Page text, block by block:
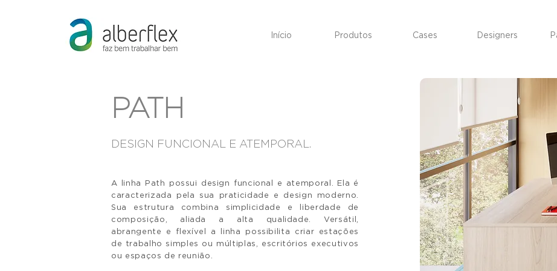
Início Produtos Cases Designers
PATH
DESIGN FUNCIONAL E ATEMPORAL.
A linha Path possui design funcional e atemporal. Ela é
caracterizada pela sua praticidade e design moderno.
Sua estrutura combina simplicidade e liberdade de
composição, aliada a alta qualidade. Versátil,
abrangente e flexível a linha possibilita criar estações
de trabalho simples ou múltiplas, escritórios executivos
ou espaços de reunião.